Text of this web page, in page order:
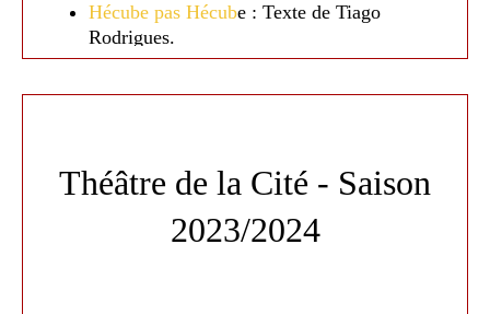
Hécube pas Hécube : Texte de Tiago
Rodrigues.
Dimanche 8 décembre à 17h. Tarif : 13 €
Samedi 22 mars à 18h.Tarif : 13 €
Théâtre de la Cité - Saison
2023/2024